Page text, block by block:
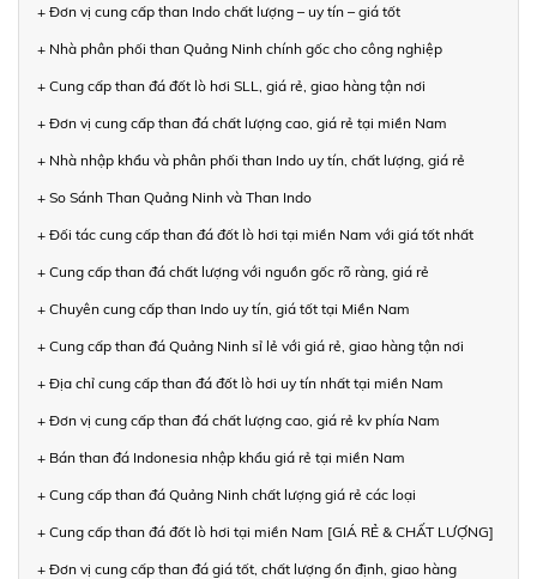
+ Đơn vị cung cấp than Indo chất lượng – uy tín – giá tốt
+ Nhà phân phối than Quảng Ninh chính gốc cho công nghiệp
+ Cung cấp than đá đốt lò hơi SLL, giá rẻ, giao hàng tận nơi
+ Đơn vị cung cấp than đá chất lượng cao, giá rẻ tại miền Nam
+ Nhà nhập khẩu và phân phối than Indo uy tín, chất lượng, giá rẻ
+ So Sánh Than Quảng Ninh và Than Indo
+ Đối tác cung cấp than đá đốt lò hơi tại miền Nam với giá tốt nhất
+ Cung cấp than đá chất lượng với nguồn gốc rõ ràng, giá rẻ
+ Chuyên cung cấp than Indo uy tín, giá tốt tại Miền Nam
+ Cung cấp than đá Quảng Ninh sỉ lẻ với giá rẻ, giao hàng tận nơi
+ Địa chỉ cung cấp than đá đốt lò hơi uy tín nhất tại miền Nam
+ Đơn vị cung cấp than đá chất lượng cao, giá rẻ kv phía Nam
+ Bán than đá Indonesia nhập khẩu giá rẻ tại miền Nam
+ Cung cấp than đá Quảng Ninh chất lượng giá rẻ các loại
+ Cung cấp than đá đốt lò hơi tại miền Nam [GIÁ RẺ & CHẤT LƯỢNG]
+ Đơn vị cung cấp than đá giá tốt, chất lượng ổn định, giao hàng